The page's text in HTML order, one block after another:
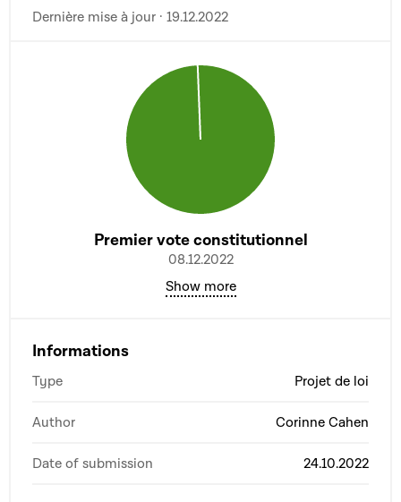
Dernière mise à jour · 19.12.2022
Premier vote constitutionnel
08.12.2022
Show more
Informations
Type Projet de loi
Author Corinne Cahen
Date of submission 24.10.2022